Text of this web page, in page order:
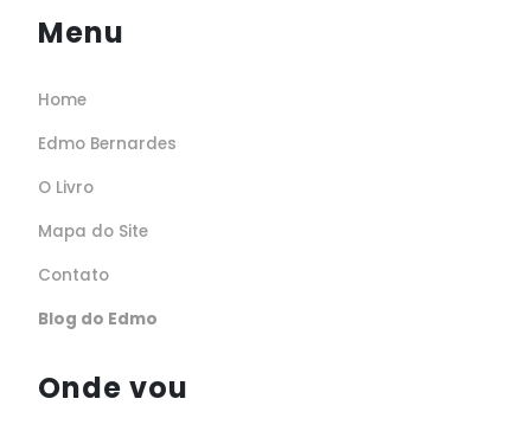
Menu
Home
Edmo Bernardes
O Livro
Mapa do Site
Contato
Blog do Edmo
Onde vou